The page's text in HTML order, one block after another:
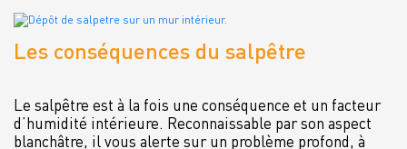
Les conséquences du salpêtre
Le salpêtre est à la fois une conséquence et un facteur
d’humidité intérieure. Reconnaissable par son aspect
blanchâtre, il vous alerte sur un problème profond, à